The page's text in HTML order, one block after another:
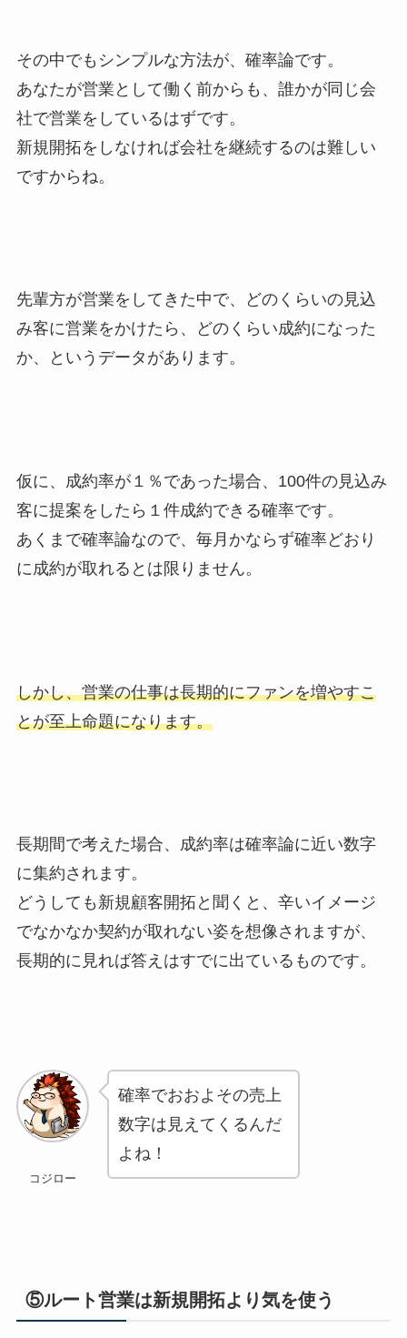
その中でもシンプルな方法が、 確率論です。
あなたが営業として働く前からも、誰かが同じ会
社で営業をしているはずです。
新規開拓をしなければ会社を継続するのは難しい
ですからね。
先輩方が営業をしてきた中で、
どのくらいの見込
み客に営業をかけたら、どのくらい成約になった
か、というデータがあります。
仮に、成約率が１％であった場合、100件の見込み
客に提案をしたら１件成約できる確率です。
あくまで確率論なので、毎月かならず確率どおり
に成約が取れるとは限りません。
しかし、営業の仕事は長期的にファンを増やすこ
とが至上命題になります。
長期間で考えた場合、 成約率は確率論に近い数字
に集約されます。
どうしても新規顧客開拓と聞くと、辛いイメージ
でなかなか契約が取れない姿を想像されますが、
長期的に見れば答えはすでに出ているものです。
コジロー
確率でおおよその売上
数字は見えてくるんだ
よね！
⑤ルート営業は新規開拓より気を使う